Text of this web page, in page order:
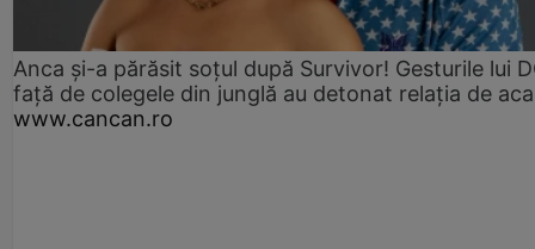
Anca și-a părăsit soțul după Survivor! Gesturile lui
față de colegele din junglă au detonat relația de
www.cancan.ro